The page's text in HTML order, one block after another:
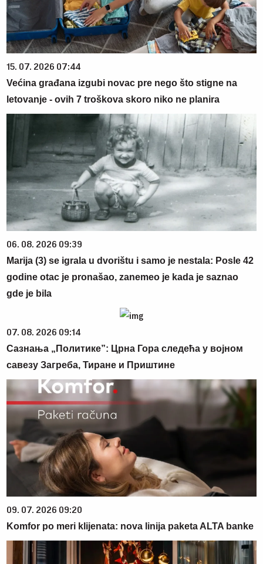
15. 07. 2026 07:44
Većina građana izgubi novac pre nego što stigne na
letovanje - ovih 7 troškova skoro niko ne planira
06. 08. 2026 09:39
Marija (3) se igrala u dvorištu i samo je nestala: Posle 42
godine otac je pronašao, zanemeo je kada je saznao
gde je bila
07. 08. 2026 09:14
Сазнања „Политике”: Црна Гора следећа у војном
савезу Загреба, Тиране и Приштине
09. 07. 2026 09:20
Komfor po meri klijenata: nova linija paketa ALTA banke